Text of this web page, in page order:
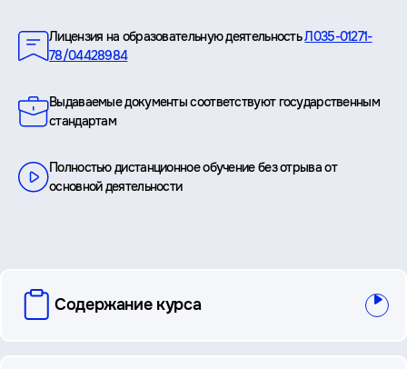
Лицензия на образовательную деятельностьЛ035-01271-
78/04428984
Выдаваемые документы соответствуют государственным
стандартам
Полностью дистанционное обучение без отрыва от
основной деятельности
вопросы
Содержание курса